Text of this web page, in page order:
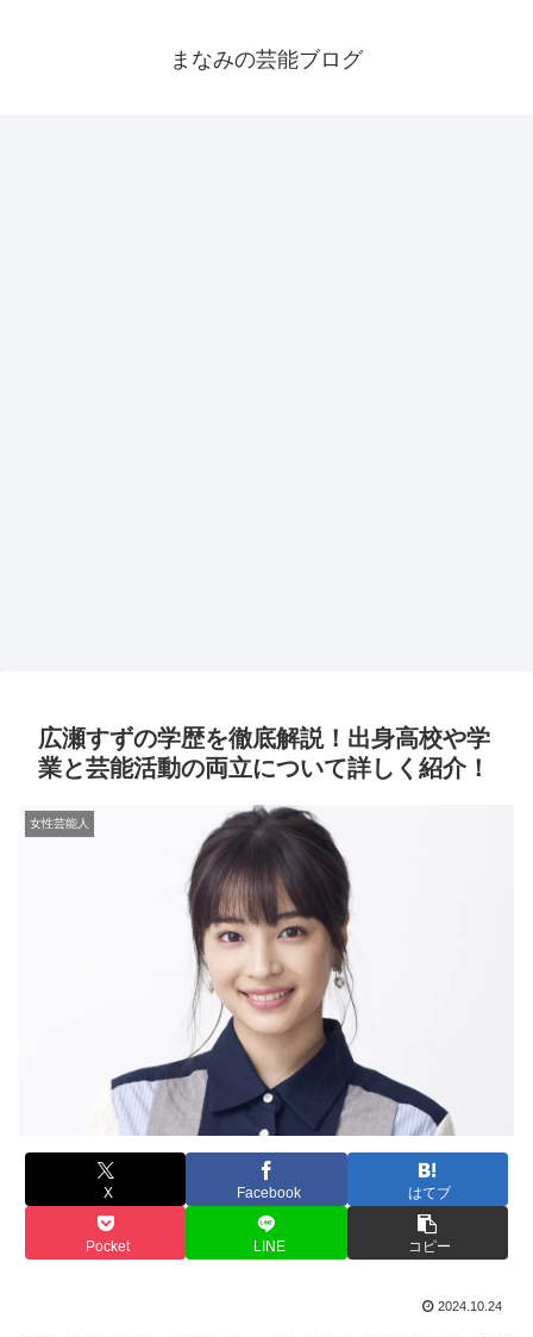
まなみの芸能ブログ
広瀬すずの学歴を徹底解説！出身高校や学
業と芸能活動の両立について詳しく紹介！
女性芸能人
X Facebook はてブ
Pocket LINE コピー
2024.10.24